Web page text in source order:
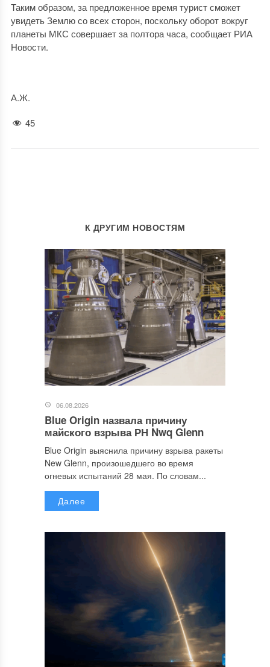
Таким образом, за предложенное время турист сможет
увидеть Землю со всех сторон, поскольку оборот вокруг
планеты МКС совершает за полтора часа, сообщает РИА
Новости.
А.Ж.
45
К ДРУГИМ НОВОСТЯМ
06.08.2026
Blue Origin назвала причину
майского взрыва РН Nwq Glenn
Blue Origin выяснила причину взрыва ракеты
New Glenn, произошедшего во время
огневых испытаний 28 мая. По словам...
Далее